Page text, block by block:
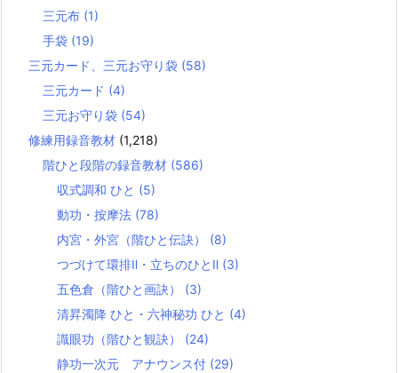
三元布 (1)
手袋 (19)
三元カード、三元お守り袋 (58)
三元カード (4)
三元お守り袋 (54)
修練用録音教材 (1,218)
階ひと段階の録音教材 (586)
収式調和 ひと (5)
動功・按摩法 (78)
内宮・外宮（階ひと伝訣） (8)
つづけて環排Ⅱ・立ちのひとⅡ (3)
五色倉（階ひと画訣） (3)
清昇濁降 ひと・六神秘功 ひと (4)
識眼功（階ひと観訣） (24)
静功一次元 アナウンス付 (29)